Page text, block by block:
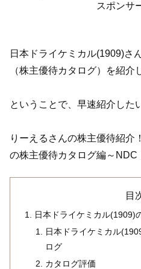
スポンサ
日本ドライケミカル(1909)さ
（株主優待カタログ）を紹介
ということで、早速紹介した
りーえるさんの株主優待紹介
の株主優待カタログ編～NDC
目
日本ドライケミカル(1909)
日本ドライケミカル
ログ
カタログ評価